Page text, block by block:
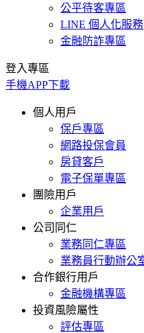
公平待客專區
LINE 個人化服務
金融防詐專區
登入專區
手機APP下載
個人用戶
保戶專區
網路投保會員
房貸客戶
電子保單專區
團險用戶
企業用戶
公司同仁
業務同仁專區
業務員行動辦公
合作銀行用戶
金融機構專區
投資風險屬性
評估專區